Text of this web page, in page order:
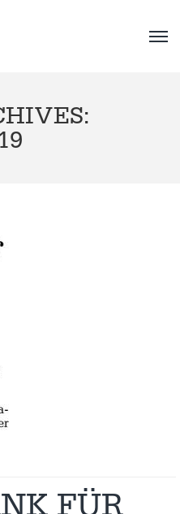
FÜR